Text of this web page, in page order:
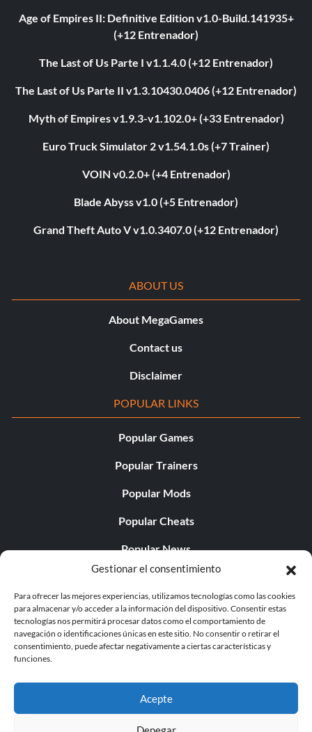
Gestionar el consentimiento
Para ofrecer las mejores experiencias, utilizamos tecnologías como las cookies
para almacenar y/o acceder a la información del dispositivo. Consentir estas
tecnologías nos permitirá procesar datos como el comportamiento de
navegación o identificaciones únicas en este sitio. No consentir o retirar el
consentimiento, puede afectar negativamente a ciertas características y
funciones.
Acepte
Age of Empires II: Definitive Edition v1.0-Build.141935+
(+12 Entrenador)
The Last of Us Parte I v1.1.4.0 (+12 Entrenador)
The Last of Us Parte II v1.3.10430.0406 (+12 Entrenador)
Myth of Empires v1.9.3-v1.102.0+ (+33 Entrenador)
Euro Truck Simulator 2 v1.54.1.0s (+7 Trainer)
VOIN v0.2.0+ (+4 Entrenador)
Blade Abyss v1.0 (+5 Entrenador)
Grand Theft Auto V v1.0.3407.0 (+12 Entrenador)
ABOUT US
About MegaGames
Contact us
Disclaimer
POPULAR LINKS
Popular Games
Popular Trainers
Popular Mods
Popular Cheats
Popular News
Popular Editorials
Popular Free Games
LATEST UPDATES